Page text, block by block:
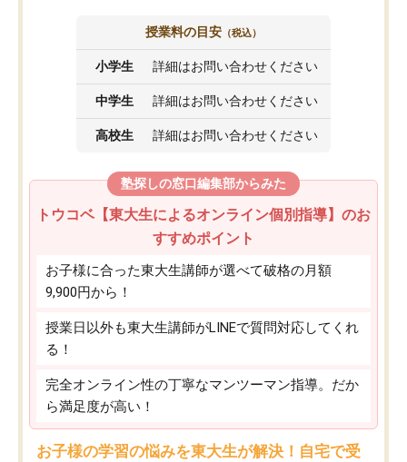
授業料の目安 （税込）
小学生 詳細はお問い合わせください
中学生 詳細はお問い合わせください
高校生 詳細はお問い合わせください
塾探しの窓口編集部からみた
トウコベ【東大生によるオンライン個別指導】のお
すすめポイント
お子様に合った東大生講師が選べて破格の月額
9,900円から！
授業日以外も東大生講師がLINEで質問対応してくれ
る！
完全オンライン性の丁寧なマンツーマン指導。だか
ら満足度が高い！
お子様の学習の悩みを東大生が解決！自宅で受